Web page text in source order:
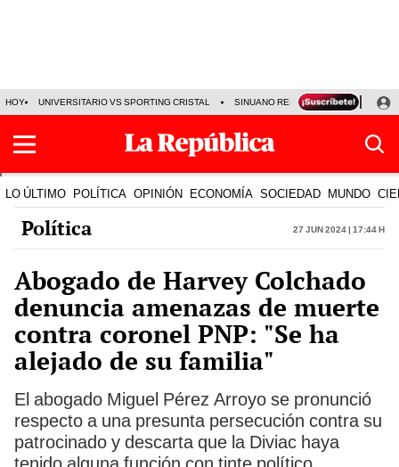
HOY UNIVERSITARIO VS SPORTING CRISTAL SINUANO RESULTADOS HOY
LO ÚLTIMO POLÍTICA OPINIÓN ECONOMÍA SOCIEDAD MUNDO
Política 27 Jun 2024 | 17:44 h
Abogado de Harvey Colchado
denuncia amenazas de muerte
contra coronel PNP: "Se ha
alejado de su familia"
El abogado Miguel Pérez Arroyo se pronunció
respecto a una presunta persecución contra su
patrocinado y descarta que la Diviac haya